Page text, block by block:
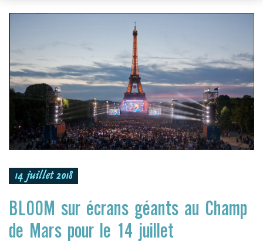
14 juillet 2018
BLOOM sur écrans géants au Champ
de Mars pour le 14 juillet